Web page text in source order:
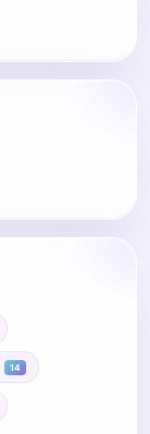
14